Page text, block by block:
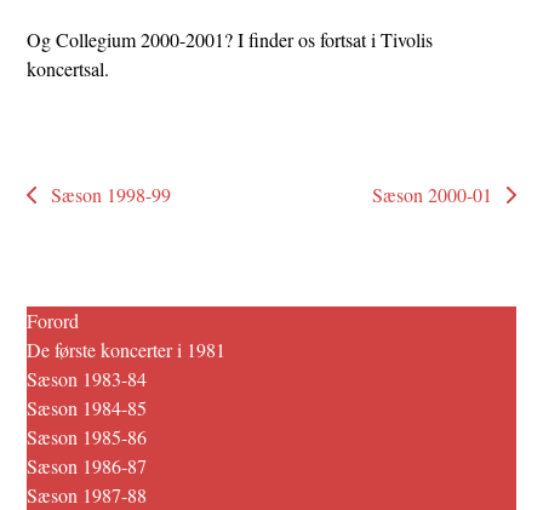
Og Collegium 2000-2001? I finder os fortsat i Tivolis
koncertsal.
Sæson 1998-99 Sæson 2000-01
Forord
De første koncerter i 1981
Sæson 1983-84
Sæson 1984-85
Sæson 1985-86
Sæson 1986-87
Sæson 1987-88